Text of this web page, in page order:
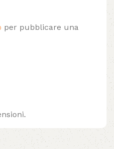
per pubblicare una